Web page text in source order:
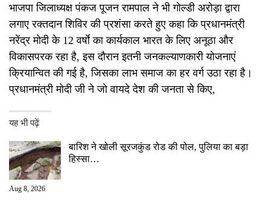
भाजपा जिलाध्यक्ष पंकज पूजन रामपाल ने भी गोल्डी अरोड़ा द्वारा
लगाए रक्तदान शिविर की प्रशंसा करते हुए कहा कि प्रधानमंत्री
नरेंद्र मोदी के 12 वर्षाे का कार्यकाल भारत के लिए अनूठा और
विकासपरक रहा है, इस दौरान इतनी जनकल्याणकारी योजनाएं
क्रियान्वित की गई है, जिसका लाभ समाज का हर वर्ग उठा रहा है।
प्रधानमंत्री मोदी जी ने जो वायदे देश की जनता से किए,
यह भी पढ़ें
बारिश ने खोली सूरजकुंड रोड की पोल, पुलिया का बड़ा
हिस्सा…
Aug 8, 2026